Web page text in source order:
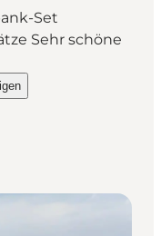
Set
Sehr schöne
Stenderup